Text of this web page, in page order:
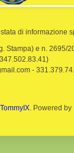
di informazione
Stampa) e n. 2695/
-
TommyIX. Powered by